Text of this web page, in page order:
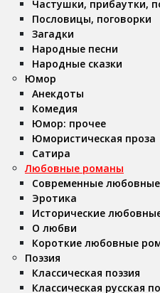
Частушки, прибаутки,
Пословицы, поговорки
Загадки
Народные песни
Народные сказки
Юмор
Анекдоты
Комедия
Юмор: прочее
Юмористическая проза
Сатира
Любовные романы
Современные
Эротика
Исторические
О любви
Короткие любовные
Поэзия
Классическая поэзия
Классическая русская